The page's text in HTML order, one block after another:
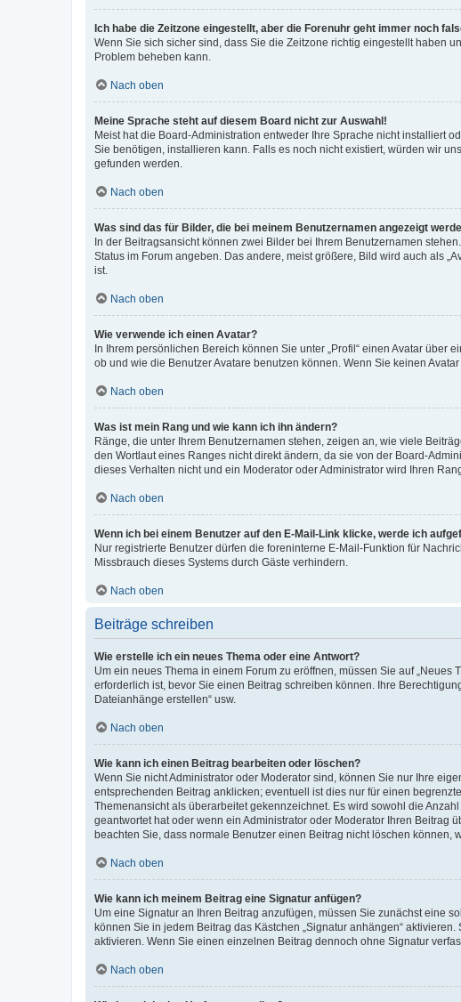
Ich habe die Zeitzone eingestellt, aber die Forenuhr geht immer noch
Wenn Sie sich sicher sind, dass Sie die Zeitzone richtig eingestellt haben
Problem beheben kann.
Nach oben
Meine Sprache steht auf diesem Board nicht zur Auswahl!
Meist hat die Board-Administration entweder Ihre Sprache nicht installiert
Sie benötigen, installieren kann. Falls es noch nicht existiert, würden wir
gefunden werden.
Nach oben
Was sind das für Bilder, die bei meinem Benutzernamen angezeigt
In der Beitragsansicht können zwei Bilder bei Ihrem Benutzernamen
Status im Forum angeben. Das andere, meist größere, Bild wird auch als
ist.
Nach oben
Wie verwende ich einen Avatar?
In Ihrem persönlichen Bereich können Sie unter „Profil“ einen Avatar über
ob und wie die Benutzer Avatare benutzen können. Wenn Sie keinen
Nach oben
Was ist mein Rang und wie kann ich ihn ändern?
Ränge, die unter Ihrem Benutzernamen stehen, zeigen an, wie viele
den Wortlaut eines Ranges nicht direkt ändern, da sie von der Board-
dieses Verhalten nicht und ein Moderator oder Administrator wird Ihren
Nach oben
Wenn ich bei einem Benutzer auf den E-Mail-Link klicke, werde ich
Nur registrierte Benutzer dürfen die foreninterne E-Mail-Funktion für
Missbrauch dieses Systems durch Gäste verhindern.
Nach oben
Beiträge schreiben
Wie erstelle ich ein neues Thema oder eine Antwort?
Um ein neues Thema in einem Forum zu eröffnen, müssen Sie auf
erforderlich ist, bevor Sie einen Beitrag schreiben können. Ihre
Dateianhänge erstellen“ usw.
Nach oben
Wie kann ich einen Beitrag bearbeiten oder löschen?
Wenn Sie nicht Administrator oder Moderator sind, können Sie nur Ihre
entsprechenden Beitrag anklicken; eventuell ist dies nur für einen
Themenansicht als überarbeitet gekennzeichnet. Es wird sowohl die
geantwortet hat oder wenn ein Administrator oder Moderator Ihren Beitrag
beachten Sie, dass normale Benutzer einen Beitrag nicht löschen können,
Nach oben
Wie kann ich meinem Beitrag eine Signatur anfügen?
Um eine Signatur an Ihren Beitrag anzufügen, müssen Sie zunächst eine
können Sie in jedem Beitrag das Kästchen „Signatur anhängen“
aktivieren. Wenn Sie einen einzelnen Beitrag dennoch ohne Signatur
Nach oben